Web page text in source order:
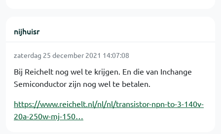
nijhuisr
zaterdag 25 december 2021 14:07:08
Bij Reichelt nog wel te krijgen. En die van Inchange
Semiconductor zijn nog wel te betalen.
https://www.reichelt.nl/nl/nl/transistor-npn-to-3-140v-
20a-250w-mj-150…